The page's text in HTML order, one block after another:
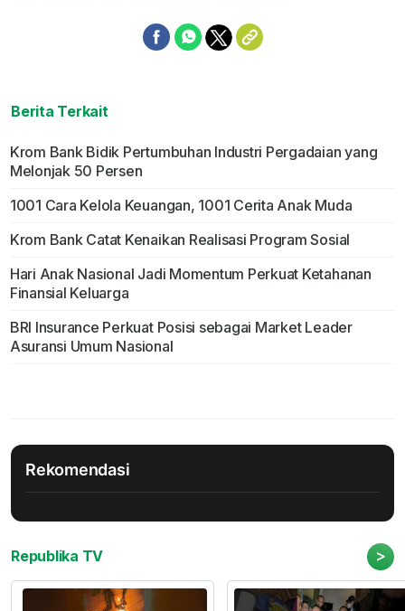
Berita Terkait
Krom Bank Bidik Pertumbuhan Industri Pergadaian yang
Melonjak 50 Persen
1001 Cara Kelola Keuangan, 1001 Cerita Anak Muda
Krom Bank Catat Kenaikan Realisasi Program Sosial
Hari Anak Nasional Jadi Momentum Perkuat Ketahanan
Finansial Keluarga
BRI Insurance Perkuat Posisi sebagai Market Leader
Asuransi Umum Nasional
Rekomendasi
Republika TV >